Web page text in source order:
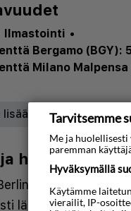
Ilmastointi •
Bergamo (BGY):
Milano Malpensa
lisää
hotellista
tarjoaa
lähellä julkista
Tarvitsemme
Me ja huolellisesti
paremman
Hyväksymällä
Käytämme
vierailit, IP-